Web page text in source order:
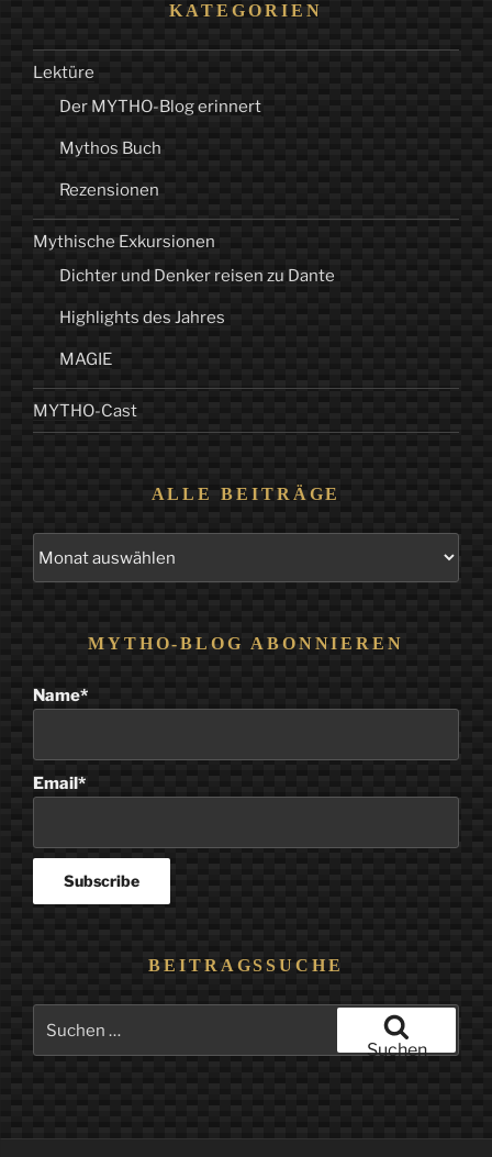
KATEGORIEN
Lektüre
Der MYTHO-Blog erinnert
Mythos Buch
Rezensionen
Mythische Exkursionen
Dichter und Denker reisen zu Dante
Highlights des Jahres
MAGIE
MYTHO-Cast
ALLE BEITRÄGE
MYTHO-BLOG ABONNIEREN
Name*
Email*
BEITRAGSSUCHE
Suchen